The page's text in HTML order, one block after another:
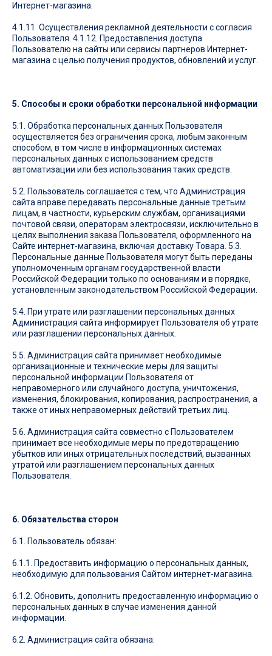
Интернет-магазина.
4.1.11. Осуществления рекламной деятельности с согласия
Пользователя. 4.1.12. Предоставления доступа
Пользователю на сайты или сервисы партнеров Интернет-
магазина с целью получения продуктов, обновлений и услуг.
5. Способы и сроки обработки персональной информации
5.1. Обработка персональных данных Пользователя
осуществляется без ограничения срока, любым законным
способом, в том числе в информационных системах
персональных данных с использованием средств
автоматизации или без использования таких средств.
5.2. Пользователь соглашается с тем, что Администрация
сайта вправе передавать персональные данные третьим
лицам, в частности, курьерским службам, организациями
почтовой связи, операторам электросвязи, исключительно в
целях выполнения заказа Пользователя, оформленного на
Сайте интернет-магазина, включая доставку Товара. 5.3.
Персональные данные Пользователя могут быть переданы
уполномоченным органам государственной власти
Российской Федерации только по основаниям и в порядке,
установленным законодательством Российской Федерации.
5.4. При утрате или разглашении персональных данных
Администрация сайта информирует Пользователя об утрате
или разглашении персональных данных.
5.5. Администрация сайта принимает необходимые
организационные и технические меры для защиты
персональной информации Пользователя от
неправомерного или случайного доступа, уничтожения,
изменения, блокирования, копирования, распространения, а
также от иных неправомерных действий третьих лиц.
5.6. Администрация сайта совместно с Пользователем
принимает все необходимые меры по предотвращению
убытков или иных отрицательных последствий, вызванных
утратой или разглашением персональных данных
Пользователя.
6. Обязательства сторон
6.1. Пользователь обязан:
6.1.1. Предоставить информацию о персональных данных,
необходимую для пользования Сайтом интернет-магазина.
6.1.2. Обновить, дополнить предоставленную информацию о
персональных данных в случае изменения данной
информации.
6.2. Администрация сайта обязана: